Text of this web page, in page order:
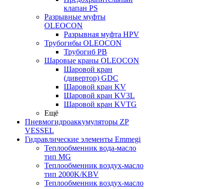
клапан PS
Разрывные муфты
OLEOCON
Разрывная муфта HPV
Трубогибы OLEOCON
Трубогиб PB
Шаровые краны OLEOCON
Шаровой кран
(дивертор) GDC
Шаровой кран KV
Шаровой кран KV3L
Шаровой кран KVTG
Ещё
Пневмогидроаккумуляторы ZP
VESSEL
Гидравлические элементы Emmegi
Теплообменник вода-масло
тип MG
Теплообменник воздух-масло
тип 2000K/KBV
Теплообменник воздух-масло